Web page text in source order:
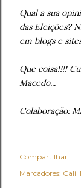
Qual a sua
das Eleições?
em blogs e
Que coisa!!!!
Macedo...
Colaboração:
Compartilhar
Marcadores: Calil